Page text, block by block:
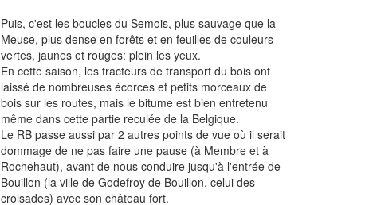
Puis, c'est les boucles du Semois, plus sauvage que la
Meuse, plus dense en forêts et en feuilles de couleurs
vertes, jaunes et rouges: plein les yeux.
En cette saison, les tracteurs de transport du bois ont
laissé de nombreuses écorces et petits morceaux de
bois sur les routes, mais le bitume est bien entretenu
même dans cette partie reculée de la Belgique.
Le RB passe aussi par 2 autres points de vue où il serait
dommage de ne pas faire une pause (à Membre et à
Rochehaut), avant de nous conduire jusqu'à l'entrée de
Bouillon (la ville de Godefroy de Bouillon, celui des
croisades) avec son château fort.